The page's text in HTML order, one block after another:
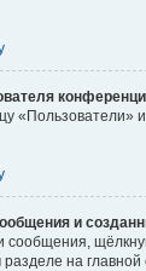
«Пользователи»
и
сообщения,
на